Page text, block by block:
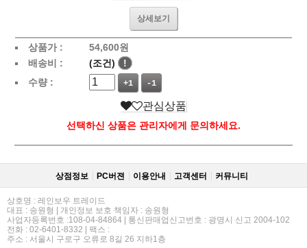
상세보기
상품가 : 54,600원
배송비 :
(조건)
!
수량 :
+1 -1
관심상품
선택하신 상품은 관리자에게 문의하세요.
상점정보 PC버젼 이용안내 고객센터 커뮤니티
상호명 : 레인보우 트레이드
대표 : 송원형 | 개인정보 보호 책임자 : 송원형
사업자등록번호 :108-04-84864 | 통신판매업신고번호 : 광명시 신고 2004-102
전화 : 02-6401-8332 | 팩스 :
주소 : 서울시 구로구 오류로 8길 26 지하1층